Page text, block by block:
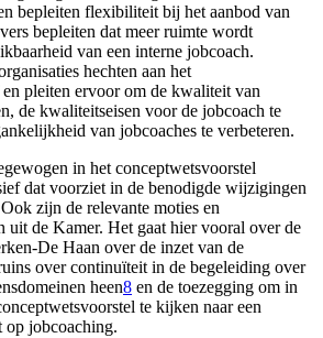
bepleiten flexibiliteit bij het aanbod van
bepleiten dat meer ruimte wordt
van een interne jobcoach.
hechten aan het
pleiten ervoor om de kwaliteit van
de kwaliteitseisen voor de jobcoach te
van jobcoaches te verbeteren.
in het conceptwetsvoorstel
dat voorziet in de benodigde wijzigingen
zijn de relevante moties en
uit de Kamer. Het gaat hier vooral over de
De Haan over de inzet van de
over continuïteit in de begeleiding over
heen8 en de toezegging om in
te kijken naar een
jobcoaching.